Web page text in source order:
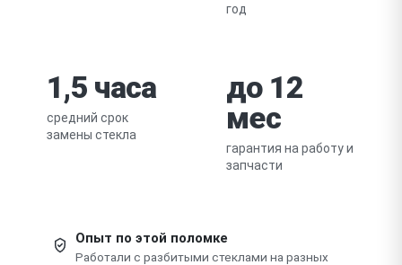
год
1,5 часа
средний срок
замены стекла
до 12
мес
гарантия на работу и
запчасти
Опыт по этой поломке
Работали с разбитыми стеклами на разных